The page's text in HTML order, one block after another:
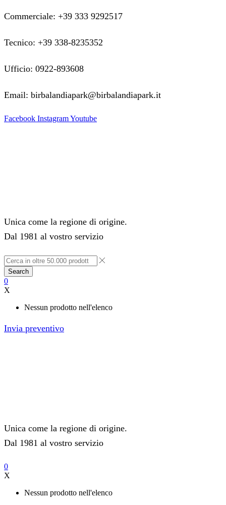
Commerciale: +39 333 9292517
Tecnico: +39 338-8235352
Ufficio: 0922-893608
Email: birbalandiapark@birbalandiapark.it
Facebook InstagramYoutube
Unica come la regione di origine.
Dal 1981 al vostro servizio
Search
0
X
Nessun prodotto nell'elenco
Invia preventivo
Unica come la regione di origine.
Dal 1981 al vostro servizio
0
X
Nessun prodotto nell'elenco